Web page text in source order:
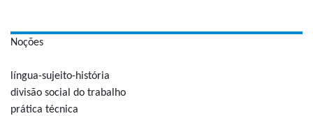
Noções
língua-sujeito-história
divisão social do trabalho
prática técnica